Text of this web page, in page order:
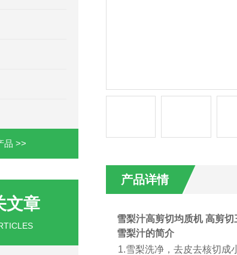
品 >>
文章
产品详情
雪梨汁高剪切均质机高剪切
雪梨汁的简介
1.雪梨洗净，去皮去核切成